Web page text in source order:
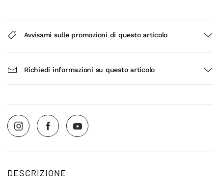
Avvisami sulle promozioni di questo articolo
Richiedi informazioni su questo articolo
DESCRIZIONE